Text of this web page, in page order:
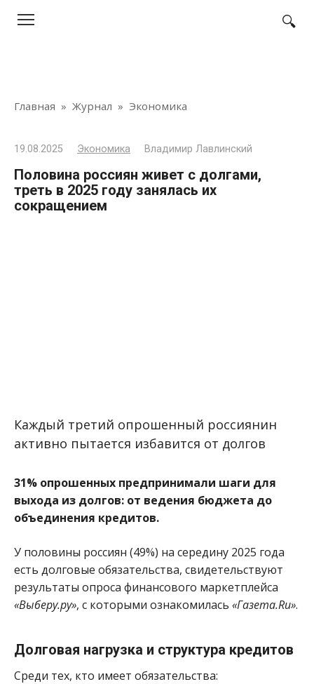
Главная » Журнал » Экономика
19.08.2025 Экономика Владимир Лавлинский
Половина россиян живет с долгами,
треть в 2025 году занялась их
сокращением
Каждый третий опрошенный россиянин
активно пытается избавится от долгов
31% опрошенных предпринимали шаги для
выхода из долгов: от ведения бюджета до
объединения кредитов.
У половины россиян (49%) на середину 2025 года
есть долговые обязательства, свидетельствуют
результаты опроса финансового маркетплейса
«Выберу.ру», с которыми ознакомилась «Газета.Ru».
Долговая нагрузка и структура кредитов
Среди тех, кто имеет обязательства: